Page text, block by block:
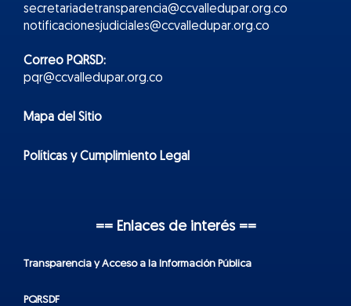
secretariadetransparencia@ccvalledupar.org.co
notificacionesjudiciales@ccvalledupar.org.co
Correo PQRSD:
pqr@ccvalledupar.org.co
Mapa del Sitio
Políticas y Cumplimiento Legal
== Enlaces de interés ==
Transparencia y Acceso a la Información Pública
PQRSDF